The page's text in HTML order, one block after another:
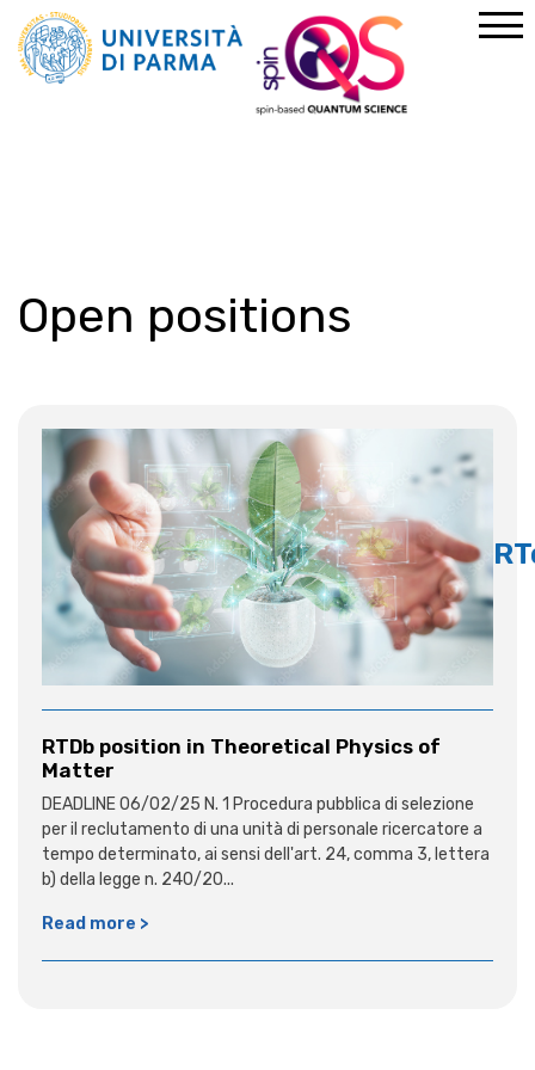
Home Open positions
Open positions
RTDb position in Theoretical Physics of
Matter
DEADLINE 06/02/25 N. 1 Procedura pubblica di selezione
per il reclutamento di una unità di personale ricercatore a
tempo determinato, ai sensi dell'art. 24, comma 3, lettera
b) della legge n. 240/20...
Read more >